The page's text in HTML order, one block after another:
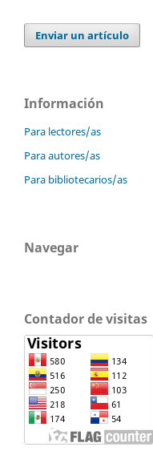
Enviar un artículo
Información
Para lectores/as
Para autores/as
Para bibliotecarios/as
Navegar
Contador de visitas